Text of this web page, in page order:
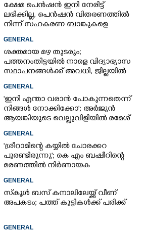
ക്ഷേമ പെൻഷൻ ഇനി നേരിട്ട്
ലഭിക്കില്ല,​ പെൻഷൻ വിതരണത്തിൽ
നിന്ന് സഹകരണ ബാങ്കുകളെ
GENERAL
ശക്തമായ മഴ തുടരും;
പത്തനംതിട്ടയിൽ നാളെ വിദ്യാഭ്യാസ
സ്ഥാപനങ്ങൾക്ക് അവധി,​ ജില്ലയിൽ
GENERAL
'ഇനി എന്താ വരാൻ പോകുന്നതെന്ന്
നിങ്ങൾ നോക്കിക്കോ'; അർജുൻ
ആയങ്കിയുടെ വെല്ലുവിളിയിൽ രമേശ്
GENERAL
'ശ്രീറാമിന്റെ കയ്യിൽ ചോരക്കറ
പുരണ്ടിരുന്നു'; കെ എം ബഷീറിന്റെ
മരണത്തിൽ നിർണായക
GENERAL
സ്‌കൂൾ ബസ് കനാലിലേയ്ക്ക് വീണ്
അപകടം; പത്ത് കുട്ടികൾക്ക് പരിക്ക്
GENERAL